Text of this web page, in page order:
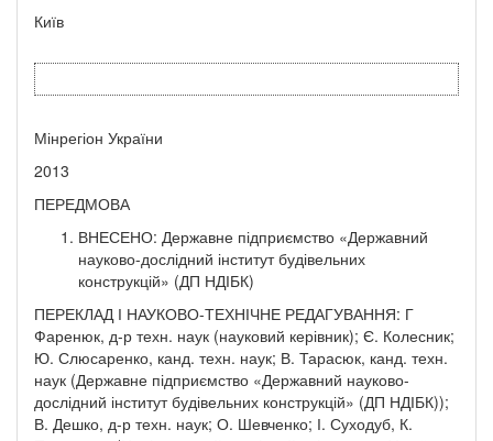
Київ
Мінрегіон України
2013
ПЕРЕДМОВА
ВНЕСЕНО: Державне підприємство «Державний
науково-дослідний інститут будівельних
конструкцій» (ДП НДІБК)
ПЕРЕКЛАД І НАУКОВО-ТЕХНІЧНЕ РЕДАГУВАННЯ: Г
Фаренюк, д-р техн. наук (науковий керівник); Є. Колесник;
Ю. Слюсаренко, канд. техн. наук; В. Тарасюк, канд. техн.
наук (Державне підприємство «Державний науково-
дослідний інститут будівельних конструкцій» (ДП НДІБК));
В. Дешко, д-р техн. наук; О. Шевченко; І. Суходуб, К.